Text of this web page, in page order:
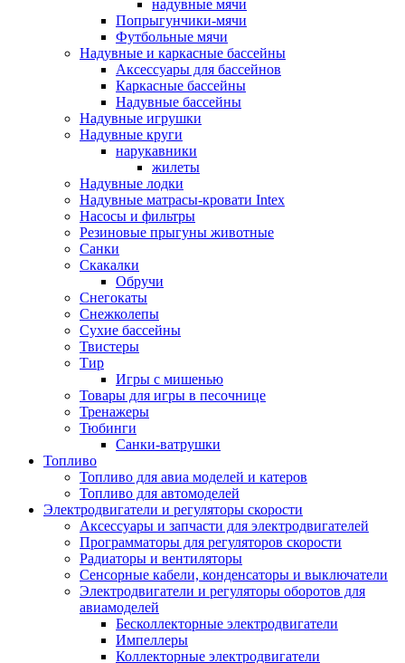
надувные мячи
Попрыгунчики-мячи
Футбольные мячи
Надувные и каркасные бассейны
Аксессуары для бассейнов
Каркасные бассейны
Надувные бассейны
Надувные игрушки
Надувные круги
нарукавники
жилеты
Надувные лодки
Надувные матрасы-кровати Intex
Насосы и фильтры
Резиновые прыгуны животные
Санки
Скакалки
Обручи
Снегокаты
Снежколепы
Сухие бассейны
Твистеры
Тир
Игры с мишенью
Товары для игры в песочнице
Тренажеры
Тюбинги
Санки-ватрушки
Топливо
Топливо для авиа моделей и катеров
Топливо для автомоделей
Электродвигатели и регуляторы скорости
Аксессуары и запчасти для электродвигателей
Программаторы для регуляторов скорости
Радиаторы и вентиляторы
Сенсорные кабели, конденсаторы и выключатели
Электродвигатели и регуляторы оборотов для
авиамоделей
Бесколлекторные электродвигатели
Импеллеры
Коллекторные электродвигатели